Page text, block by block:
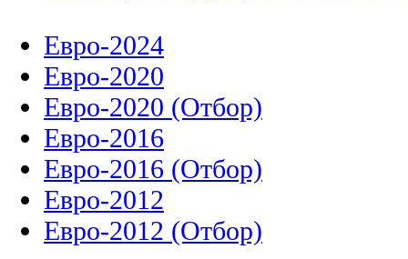
Евро-2024
Евро-2020
Евро-2020 (Отбор)
Евро-2016
Евро-2016 (Отбор)
Евро-2012
Евро-2012 (Отбор)